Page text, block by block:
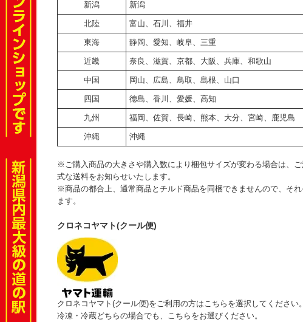
新潟 新潟
北陸 富山、石川、福井
東海 静岡、愛知、岐阜、三重
近畿 奈良、滋賀、京都、大阪、兵庫、和歌山
中国 岡山、広島、鳥取、島根、山口
四国 徳島、香川、愛媛、高知
九州 福岡、佐賀、長崎、熊本、大分、宮崎、鹿児島
沖縄 沖縄
※ご購入商品の大きさや購入数により梱包サイズが変わる場合は、
式な送料をお知らせいたします。
※商品の都合上、通常商品とチルド商品を同梱できませんので、そ
ます。
クロネコヤマト(クール便)
クロネコヤマト(クール便)をご利用の方はこちらを選択してください。
冷凍・冷蔵どちらの場合でも、こちらをお選びください。